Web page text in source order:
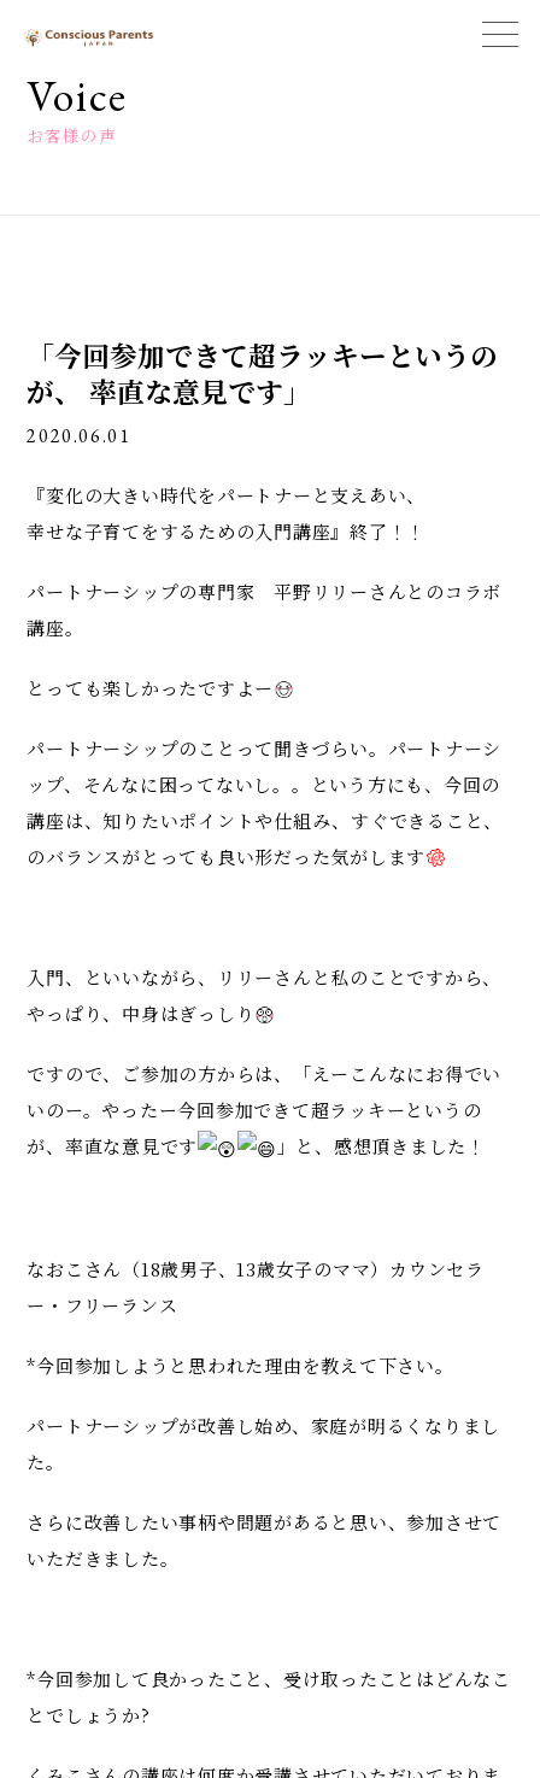
一
社
法
ン
レ
ン
ツ
パ
ン
Voice
お客様の声
「今回参加できて超ラッキーというの
が、 率直な意見です」
2020.06.01
『変化の大きい時代をパートナーと支えあい、
幸せな子育てをするための入門講座』終了！！
パートナーシップの専門家 平野リリーさんとのコラボ
講座。
とっても楽しかったですよー
パートナーシップのことって聞きづらい。パートナーシ
ップ、そんなに困ってないし。。という方にも、今回の
講座は、知りたいポイントや仕組み、すぐできること、
のバランスがとっても良い形だった気がします
入門、といいながら、リリーさんと私のことですから、
やっぱり、中身はぎっしり
ですので、ご参加の方からは、「えーこんなにお得でい
いのー。やったー今回参加できて超ラッキーというの
が、率直な意見です
」と、感想頂きました！
なおこさん（18歳男子、13歳女子のママ）カウンセラ
ー・フリーランス
*今回参加しようと思われた理由を教えて下さい。
パートナーシップが改善し始め、家庭が明るくなりまし
た。
さらに改善したい事柄や問題があると思い、参加させて
いただきました。
*今回参加して良かったこと、受け取ったことはどんなこ
とでしょうか?